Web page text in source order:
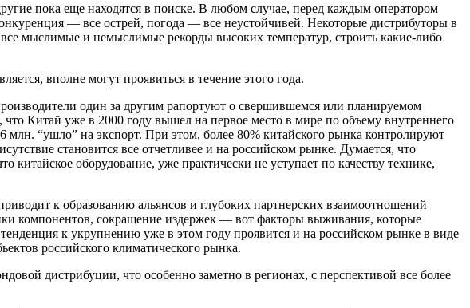
пока еще находятся в поиске. В любом случае, перед каждым оператором
— все острей, погода — все неустойчивей. Некоторые дистрибуторы в
мыслимые и немыслимые рекорды высоких температур, строить какие-либо
вполне могут проявиться в течение этого года.
один за другим рапортуют о свершившемся или планируемом
Китай уже в 2000 году вышел на первое место в мире по объему внутреннего
“ушло” на экспорт. При этом, более 80% китайского рынка контролируют
становится все отчетливее и на российском рынке. Думается, что
китайское оборудование, уже практически не уступает по качеству технике,
к образованию альянсов и глубоких партнерских взаимоотношений
компонентов, сокращение издержек — вот факторы выживания, которые
к укрупнению уже в этом году проявится и на российском рынке в виде
российского климатического рынка.
дистрибуции, что особенно заметно в регионах, с перспективой все более